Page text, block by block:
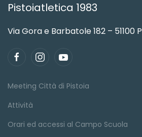
Pistoiatletica 1983
Via Gora e Barbatole 182 – 51100
Meeting Città di Pistoia
Attività
Orari ed accessi al Campo Scuola